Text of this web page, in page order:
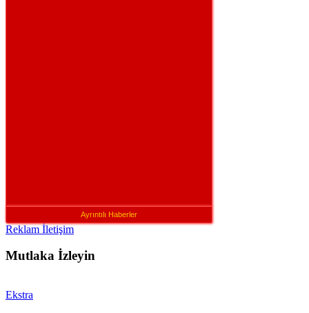
Ayrıntılı Haberler
Reklam İletişim
Mutlaka İzleyin
Ekstra